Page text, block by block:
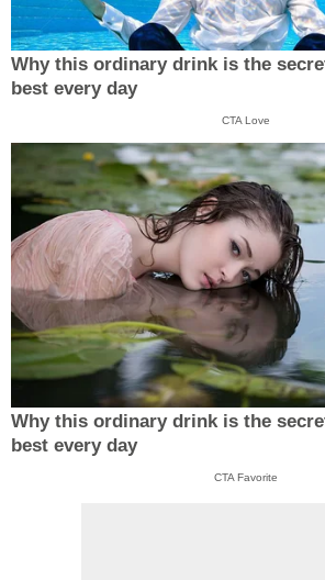
Why this ordinary drink is the
best every day
CTA Love
Why this ordinary drink is the
best every day
CTA Favorite